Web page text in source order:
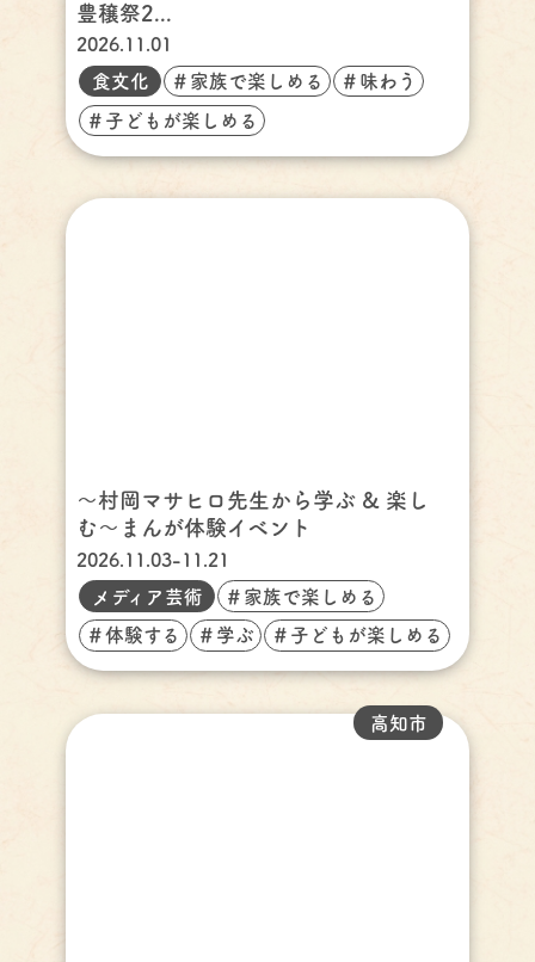
豊穣祭2...
2026.11.01
食文化
＃家族で楽しめる ＃味わう
＃子どもが楽しめる
〜村岡マサヒロ先生から学ぶ & 楽し
む〜まんが体験イベント
2026.11.03-11.21
メディア芸術
＃家族で楽しめる
＃体験する ＃学ぶ ＃子どもが楽しめる
高知市